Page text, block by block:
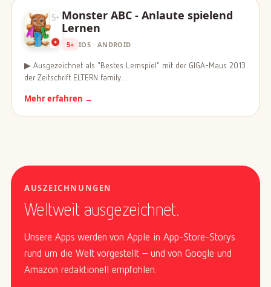
Monster ABC - Anlaute spielend
Lernen
5+ IOS · ANDROID
▶ Ausgezeichnet als "Bestes Lernspiel" mit der GIGA-Maus 2013
der Zeitschrift ELTERN family…
Mehr erfahren →
AUSZEICHNUNGEN
Weltweit ausgezeichnet.
Unsere Apps werden von Apple in App-Store-Storys
rund um die Welt vorgestellt – und von Google und
Amazon redaktionell empfohlen.